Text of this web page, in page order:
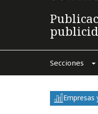
Secciones
Empresas